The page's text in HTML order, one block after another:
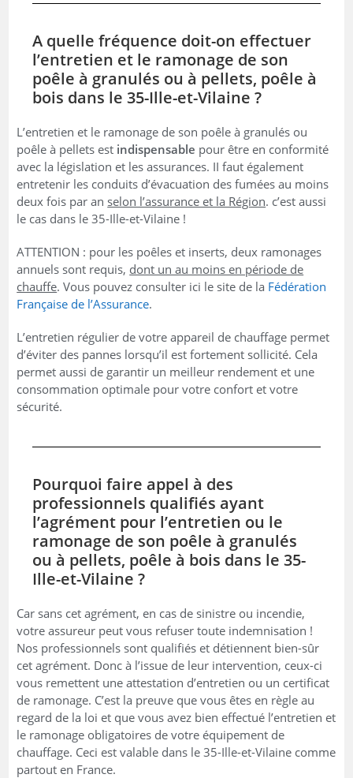
A quelle fréquence doit-on effectuer
l’entretien et le ramonage de son
poêle à granulés ou à pellets, poêle à
bois dans le 35-Ille-et-Vilaine ?
L’entretien et le ramonage de son poêle à granulés ou
poêle à pellets est indispensable pour être en conformité
avec la législation et les assurances. II faut également
entretenir les conduits d’évacuation des fumées au moins
deux fois par an selon l’assurance et la Région. c’est aussi
le cas dans le 35-Ille-et-Vilaine !
ATTENTION : pour les poêles et inserts, deux ramonages
annuels sont requis, dont un au moins en période de
chauffe. Vous pouvez consulter ici le site de la Fédération
Française de l’Assurance.
L’entretien régulier de votre appareil de chauffage permet
d’éviter des pannes lorsqu’il est fortement sollicité. Cela
permet aussi de garantir un meilleur rendement et une
consommation optimale pour votre confort et votre
sécurité.
Pourquoi faire appel à des
professionnels qualifiés ayant
l’agrément pour l’entretien ou le
ramonage de son poêle à granulés
ou à pellets, poêle à bois dans le 35-
Ille-et-Vilaine ?
Car sans cet agrément, en cas de sinistre ou incendie,
votre assureur peut vous refuser toute indemnisation !
Nos professionnels sont qualifiés et détiennent bien-sûr
cet agrément. Donc à l’issue de leur intervention, ceux-ci
vous remettent une attestation d’entretien ou un certificat
de ramonage. C’est la preuve que vous êtes en règle au
regard de la loi et que vous avez bien effectué l’entretien et
le ramonage obligatoires de votre équipement de
chauffage. Ceci est valable dans le 35-Ille-et-Vilaine comme
partout en France.